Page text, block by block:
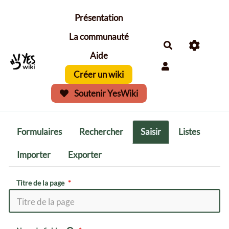
Aller au contenu principal
Présentation
La communauté
Aide
Créer un wiki
Soutenir YesWiki
Formulaires Rechercher Saisir Listes
Importer Exporter
Titre de la page